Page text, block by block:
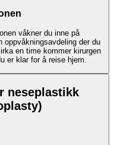
våkner du inne på
oppvåkningsavdeling der du
en time kommer kirurgen
er klar for å reise hjem.
neseplastikk